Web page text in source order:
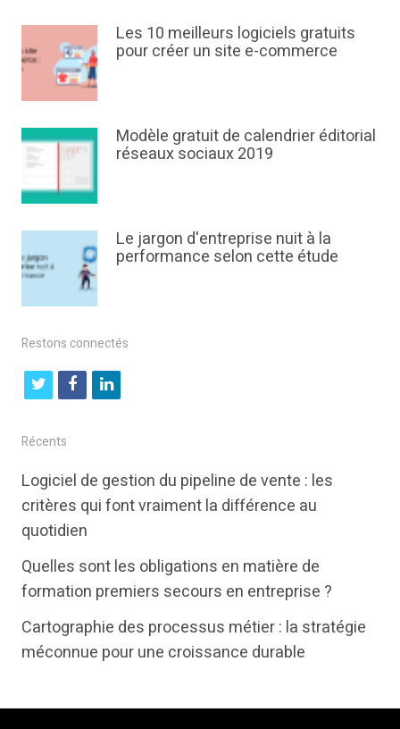
Les 10 meilleurs logiciels gratuits
pour créer un site e-commerce
Modèle gratuit de calendrier éditorial
réseaux sociaux 2019
Le jargon d'entreprise nuit à la
performance selon cette étude
Restons connectés
t
i
t
t
e
f
b
o
k
l
e
i
n
Récents
Logiciel de gestion du pipeline de vente : les
critères qui font vraiment la différence au
quotidien
Quelles sont les obligations en matière de
formation premiers secours en entreprise ?
Cartographie des processus métier : la stratégie
méconnue pour une croissance durable